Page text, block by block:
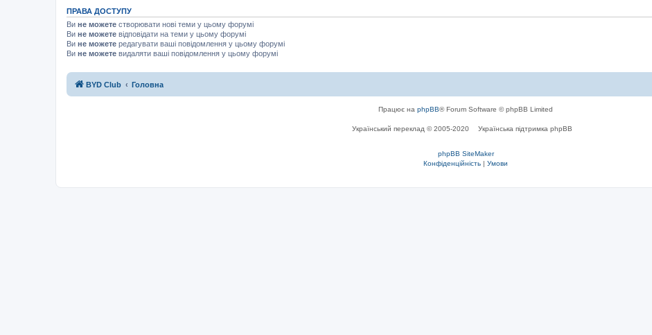
ПРАВА ДОСТУПУ
Ви не можете створювати нові теми у цьому форумі
Ви не можете відповідати на теми у цьому форумі
Ви не можете редагувати ваші повідомлення у цьому форумі
Ви не можете видаляти ваші повідомлення у цьому форумі
BYD Club Головна
Працює на phpBB® Forum Software © phpBB Limited
Український переклад © 2005-2020 Українська підтримка phpBB
phpBB SiteMaker
Конфіденційність | Умови